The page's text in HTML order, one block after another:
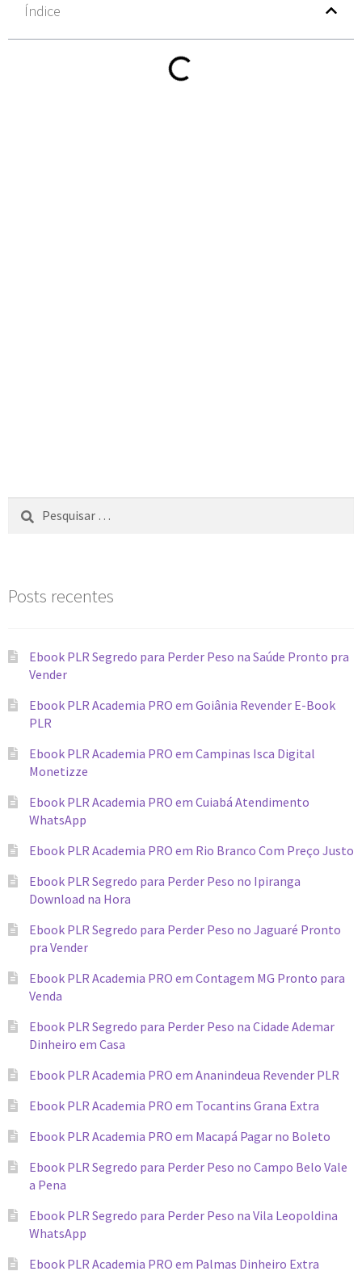
Índice
Posts recentes
Ebook PLR Segredo para Perder Peso na Saúde Pronto pra
Vender
Ebook PLR Academia PRO em Goiânia Revender E-Book
PLR
Ebook PLR Academia PRO em Campinas Isca Digital
Monetizze
Ebook PLR Academia PRO em Cuiabá Atendimento
WhatsApp
Ebook PLR Academia PRO em Rio Branco Com Preço Justo
Ebook PLR Segredo para Perder Peso no Ipiranga
Download na Hora
Ebook PLR Segredo para Perder Peso no Jaguaré Pronto
pra Vender
Ebook PLR Academia PRO em Contagem MG Pronto para
Venda
Ebook PLR Segredo para Perder Peso na Cidade Ademar
Dinheiro em Casa
Ebook PLR Academia PRO em Ananindeua Revender PLR
Ebook PLR Academia PRO em Tocantins Grana Extra
Ebook PLR Academia PRO em Macapá Pagar no Boleto
Ebook PLR Segredo para Perder Peso no Campo Belo Vale
a Pena
Ebook PLR Segredo para Perder Peso na Vila Leopoldina
WhatsApp
Ebook PLR Academia PRO em Palmas Dinheiro Extra